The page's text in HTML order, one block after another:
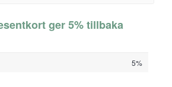
ger 5% tillbaka
5%